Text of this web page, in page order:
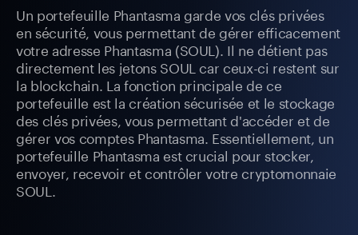
Un portefeuille Phantasma garde vos clés privées
en sécurité, vous permettant de gérer efficacement
votre adresse Phantasma (SOUL). Il ne détient pas
directement les jetons SOUL car ceux-ci restent sur
la blockchain. La fonction principale de ce
portefeuille est la création sécurisée et le stockage
des clés privées, vous permettant d'accéder et de
gérer vos comptes Phantasma. Essentiellement, un
portefeuille Phantasma est crucial pour stocker,
envoyer, recevoir et contrôler votre cryptomonnaie
SOUL.